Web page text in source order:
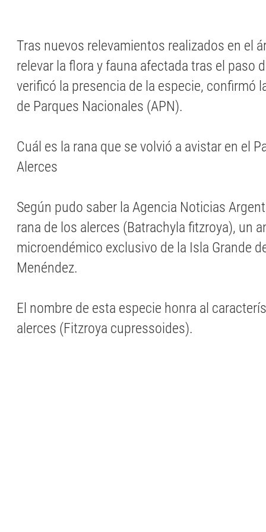
Tras nuevos relevamientos realizados en el
relevar la flora y fauna afectada tras el paso
verificó la presencia de la especie, confirmó
de Parques Nacionales (APN).
Cuál es la rana que se volvió a avistar en el
Alerces
Según pudo saber la Agencia Noticias
rana de los alerces (Batrachyla fitzroya), un
microendémico exclusivo de la Isla Grande
Menéndez.
El nombre de esta especie honra al
alerces (Fitzroya cupressoides).